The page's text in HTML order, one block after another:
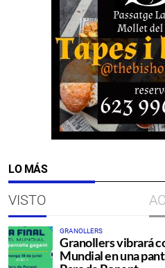
LO MÁS
VISTO
GRANOLLERS
Granollers vibrará
Mundial en una